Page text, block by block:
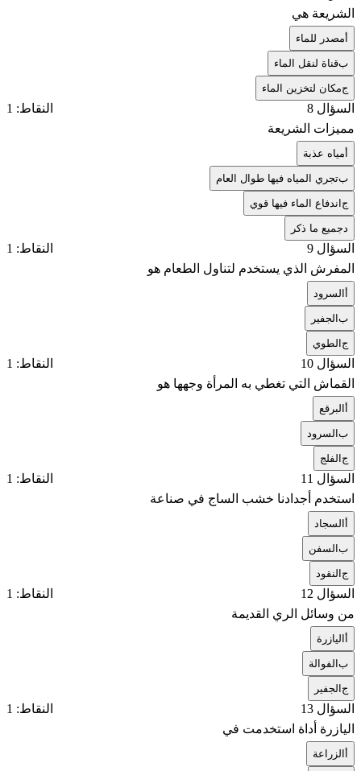
الشريعة هي
مصدر للماء
بقناة لنقل الماء
جمكان لتخزين الماء
السؤال 8
النقاط: 1
مميزات الشريعة
مياه عذبة
بتجري المياه فيها طوال العام
جاندفاع الماء فيها قوي
جميع ما ذكر
السؤال 9
النقاط: 1
المفرش الذي يستخدم لتناول الطعام هو
السرود
بالجفير
جالطوي
السؤال 10
النقاط: 1
القماش التي تغطي به المرأة وجهها هو
البرقع
بالسرود
جالفلج
السؤال 11
النقاط: 1
استخدم أجدادنا خشب الساج في صناعة
السجاد
بالسفن
جالنقود
السؤال 12
النقاط: 1
من وسائل الري القديمة
اليازرة
بالفوالة
جالجفير
السؤال 13
النقاط: 1
اليازرة أداة استخدمت في
الزراعة